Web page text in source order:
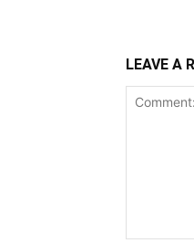
LEAVE A